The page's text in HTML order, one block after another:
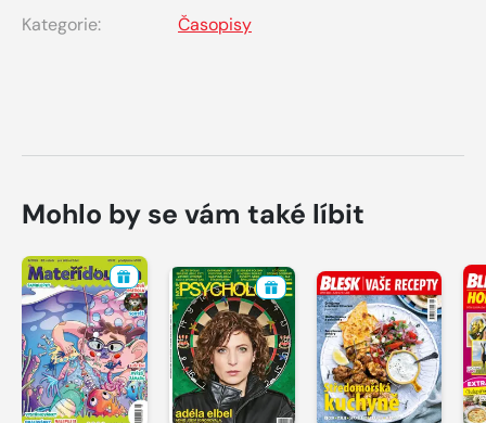
Kategorie:
Časopisy
Mohlo by se vám také líbit